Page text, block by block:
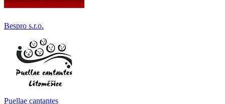
Bespro s.r.o.
Puellae cantantes